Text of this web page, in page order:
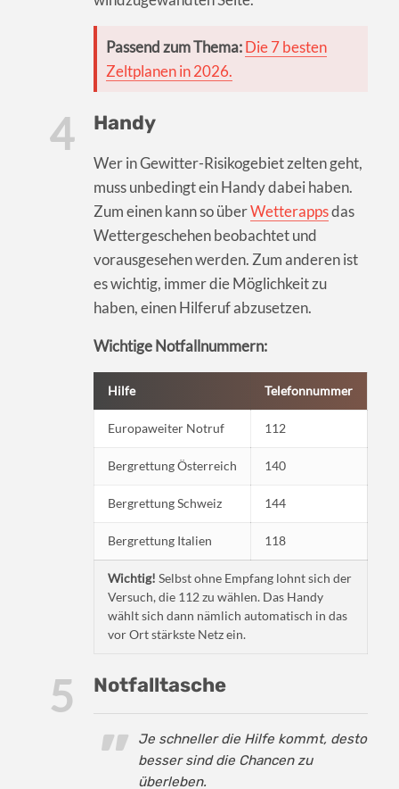
Passend zum Thema:Die 7 besten
Zeltplanen in 2026.
Handy
Wer in Gewitter-Risikogebiet zelten geht,
muss unbedingt ein Handy dabei haben.
Zum einen kann so überWetterappsdas
Wettergeschehen beobachtet und
vorausgesehen werden. Zum anderen ist
es wichtig, immer die Möglichkeit zu
haben, einen Hilferuf abzusetzen.
Wichtige Notfallnummern:
Hilfe Telefonnummer
Europaweiter Notruf 112
Bergrettung Österreich 140
Bergrettung Schweiz 144
Bergrettung Italien 118
Wichtig! Selbst ohne Empfang lohnt sich der
Versuch, die 112 zu wählen. Das Handy
wählt sich dann nämlich automatisch in das
vor Ort stärkste Netz ein.
Notfalltasche
Je schneller die Hilfe kommt, desto
besser sind die Chancen zu
überleben.